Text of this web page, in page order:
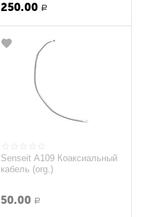
250.00 Р
Senseit A109 Коаксиальный
кабель (org.)
50.00 Р